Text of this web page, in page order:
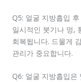
Q5: 얼굴 지방흡입
일시적인 붓기나 멍,
회복됩니다. 드물게
관리가 중요합니다.
Q6: 얼굴 지방흡입은